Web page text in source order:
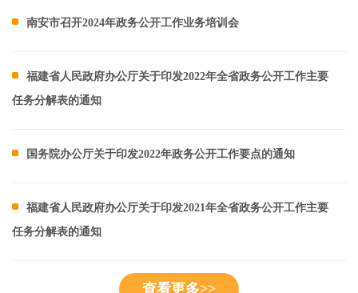
南安市召开2024年政务公开工作业务培训会
福建省人民政府办公厅关于印发2022年全省政务公开工作主要
任务分解表的通知
国务院办公厅关于印发2022年政务公开工作要点的通知
福建省人民政府办公厅关于印发2021年全省政务公开工作主要
任务分解表的通知
查看更多>>